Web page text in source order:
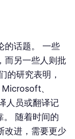
的话题。 一些
而另一些人则批
的研究表明，
、
人员或翻译记
。 随着时间的
改进，需要更少